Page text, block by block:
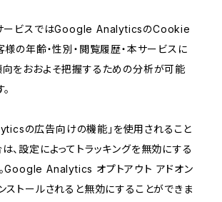
サービスではGoogle AnalyticsのCookie
様の年齢・性別・閲覧履歴・本サービスに
をおおよそ把握するための分析が可能
の広告向けの機能」を使用されること
、設定によってトラッキングを無効にする
Google Analytics オプトアウト アドオン
ストールされると無効にすることができま